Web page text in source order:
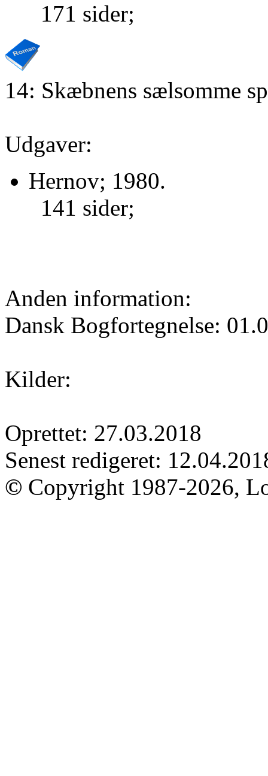
171 sider;
14: Skæbnens sælsomme
Udgaver:
Hernov; 1980.
141 sider;
Anden information:
Dansk Bogfortegnelse:
Kilder:
Oprettet: 27.03.2018
Senest redigeret:
© Copyright 1987-2026,